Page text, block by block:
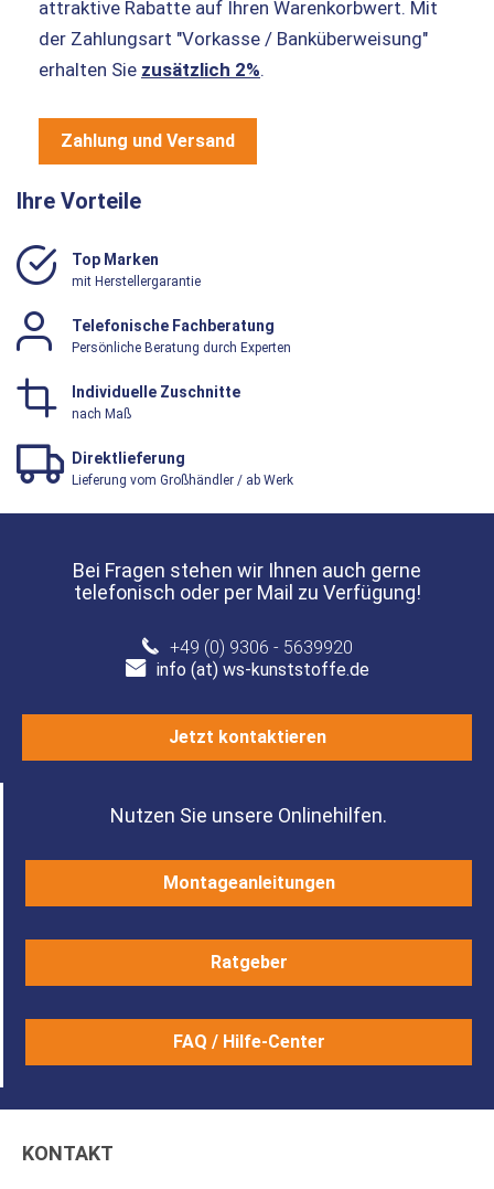
attraktive Rabatte auf Ihren Warenkorbwert. Mit
der Zahlungsart "Vorkasse / Banküberweisung"
erhalten Sie zusätzlich 2%.
Zahlung und Versand
Ihre Vorteile
Top Marken
mit Herstellergarantie
Telefonische Fachberatung
Persönliche Beratung durch Experten
Individuelle Zuschnitte
nach Maß
Direktlieferung
Lieferung vom Großhändler / ab Werk
Bei Fragen stehen wir Ihnen auch gerne
telefonisch oder per Mail zu Verfügung!
+49 (0) 9306 - 5639920
info (at) ws-kunststoffe.de
Jetzt kontaktieren
Nutzen Sie unsere Onlinehilfen.
Montageanleitungen
Ratgeber
FAQ / Hilfe-Center
KONTAKT